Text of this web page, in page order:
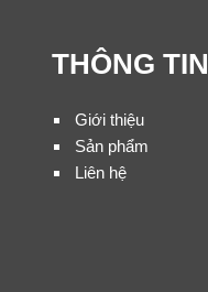
THÔNG TIN
Giới thiệu
Sản phẩm
Liên hệ